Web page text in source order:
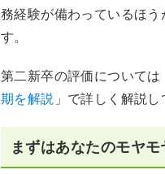
務経験が備わっているほ
す。
第二新卒の評価については
期を解説 」で詳しく解説
まずはあなたのモヤ